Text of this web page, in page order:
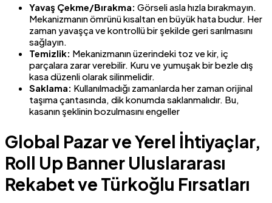
Yavaş Çekme/Bırakma: Görseli asla hızla bırakmayın.
Mekanizmanın ömrünü kısaltan en büyük hata budur. Her
zaman yavaşça ve kontrollü bir şekilde geri sarılmasını
sağlayın.
Temizlik: Mekanizmanın üzerindeki toz ve kir, iç
parçalara zarar verebilir. Kuru ve yumuşak bir bezle dış
kasa düzenli olarak silinmelidir.
Saklama: Kullanılmadığı zamanlarda her zaman orijinal
taşıma çantasında, dik konumda saklanmalıdır. Bu,
kasanın şeklinin bozulmasını engeller
Global Pazar ve Yerel İhtiyaçlar,
Roll Up Banner Uluslararası
Rekabet ve Türkoğlu Fırsatları